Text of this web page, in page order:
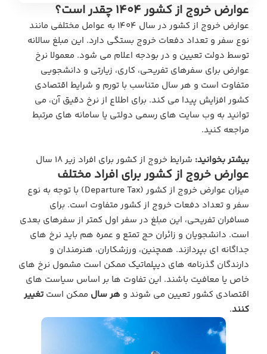
عوارض خروج از کشور ۱۴۰۴ چقدر است؟
عوارض خروج از کشور در سال ۱۴۰۴ به عوامل مختلفی مانند
نوع سفر و تعداد دفعات خروج بستگی دارد. این مبلغ سالانه
توسط دولت تعیین و در بودجه اعلام می‌ شود. معمولا نرخ
عوارض برای سفرهای تفریحی، کاری، زیارتی و دانشجویی
متفاوت است و هر سال متناسب با تورم و شرایط اقتصادی
کشور افزایش پیدا می کند. برای اطلاع از نرخ دقیق آن، می‌
توانید به وب‌ سایت‌ های رسمی دولتی یا سامانه‌ های مرتبط
مراجعه کنید.
بیشتر بخوانید: شرایط خروج از کشور برای افراد زیر ۱۸ سال
عوارض خروج از کشور برای افراد مختلف
میزان عوارض خروج از کشور (Departure Tax) با توجه به نوع
سفر و تعداد دفعات خروج از کشور متفاوت است. برای
مسافران تفریحی، این مبلغ در سفر اول کمتر از سفرهای بعدی
است. دانشجویان و زائران حج تمتع و عمره هم باید نرخ‌ های
جداگانه‌ ای بپردازند. همچنین، ورزشکاران، هنرمندان و
دارندگان گذرنامه‌ های دیپلماتیک ممکن است مشمول نرخ‌ های
خاص یا معافیت باشند. این تفاوت‌ ها بر اساس سیاست‌ های
اقتصادی کشور تعیین می‌ شوند و هر سال ممکن است تغییر
کنند.